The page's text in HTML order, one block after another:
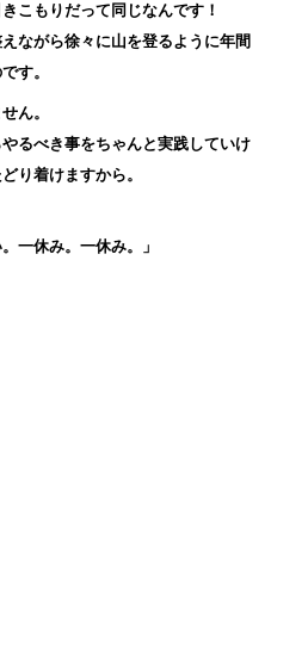
こもりだって同じなんです！
ながら徐々に山を登るように年間
す。
ん。
るべき事をちゃんと実践していけ
り着けますから。
一休み。一休み。」